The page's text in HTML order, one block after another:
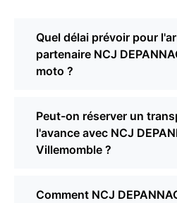
Quel délai prévoir pour
partenaire NCJ
moto ?
Peut-on réserver un
l'avance avec NCJ
Villemomble ?
Comment NCJ